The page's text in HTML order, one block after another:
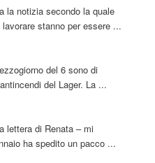
la notizia secondo la quale
stanno per essere ...
del 6 sono di
del Lager. La ...
lettera di Renata – mi
ha spedito un pacco ...